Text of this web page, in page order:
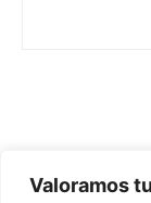
Valoramos
Redes Cristianas